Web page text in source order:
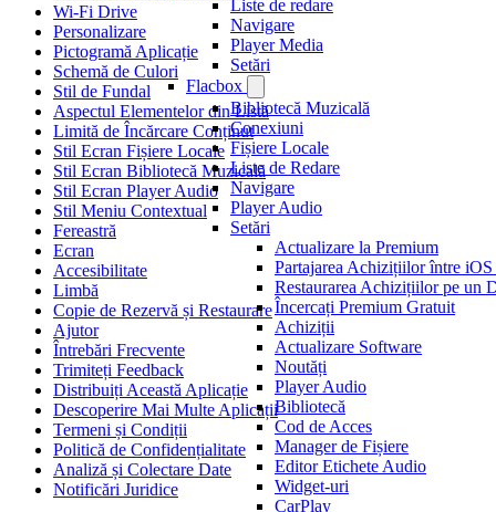
Liste de redare
Navigare
Player Media
Setări
Flacbox
Bibliotecă Muzicală
Conexiuni
Fișiere Locale
Liste de Redare
Navigare
Player Audio
Setări
Actualizare la Premium
Partajarea Achizițiilor între
Restaurarea Achizițiilor pe un
Încercați Premium Gratuit
Achiziții
Actualizare Software
Noutăți
Player Audio
Bibliotecă
Cod de Acces
Manager de Fișiere
Editor Etichete Audio
Widget-uri
CarPlay
Wi-Fi Drive
Personalizare
Pictogramă Aplicație
Schemă de Culori
Stil de Fundal
Aspectul Elementelor din Listă
Limită de Încărcare Conținut
Stil Ecran Fișiere Locale
Stil Ecran Bibliotecă Muzicală
Stil Ecran Player Audio
Stil Meniu Contextual
Fereastră
Ecran
Accesibilitate
Limbă
Copie de Rezervă și Restaurare
Ajutor
Întrebări Frecvente
Trimiteți Feedback
Distribuiți Această Aplicație
Descoperire Mai Multe Aplicații
Termeni și Condiții
Politică de Confidențialitate
Analiză și Colectare Date
Notificări Juridice